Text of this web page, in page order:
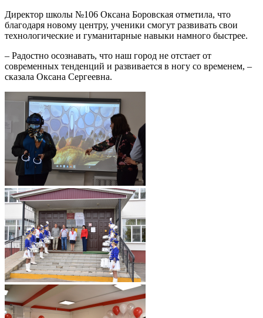
Директор школы №106 Оксана Боровская отметила, что
благодаря новому центру, ученики смогут развивать свои
технологические и гуманитарные навыки намного быстрее.
– Радостно осознавать, что наш город не отстает от
современных тенденций и развивается в ногу со временем, –
сказала Оксана Сергеевна.